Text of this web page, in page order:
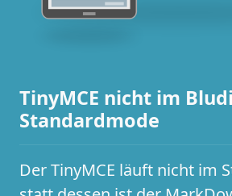
TinyMCE nicht im
Standardmode
Der TinyMCE läuft nicht im